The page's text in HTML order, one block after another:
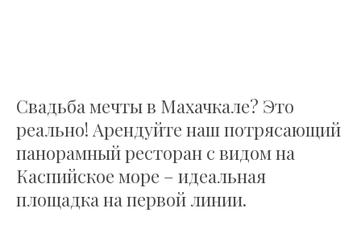
Свадьба мечты в Махачкале? Это
реально! Арендуйте наш потрясающий
панорамный ресторан с видом на
Каспийское море – идеальная
площадка на первой линии.